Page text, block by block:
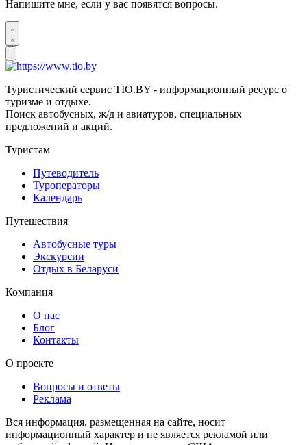
Напишите мне, если у вас появятся вопросы.
Туристический сервис TIO.BY - информационный ресурс о
туризме и отдыхе.
Поиск автобусных, ж/д и авиатуров, специальных
предложений и акций.
Туристам
Путеводитель
Туроператоры
Календарь
Путешествия
Автобусные туры
Экскурсии
Отдых в Беларуси
Компания
О нас
Блог
Контакты
О проекте
Вопросы и ответы
Реклама
Вся информация, размещенная на сайте, носит
информационный характер и не является рекламой или